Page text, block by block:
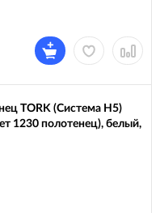
TORK (Система H5)
1230 полотенец), белый,